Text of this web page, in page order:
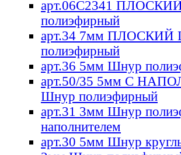
арт.06С2341
полиэфирный
арт.34 7мм ПЛОСКИЙ
полиэфирный
арт.36 5мм Шнур
арт.50/35 5мм С
Шнур полиэфирный
арт.31 3мм Шнур
наполнителем
арт.30 5мм Шнур